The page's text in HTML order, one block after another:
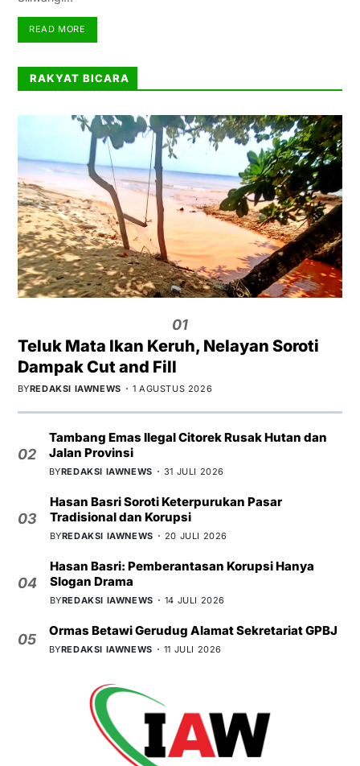
READ MORE
RAKYAT BICARA
01
Teluk Mata Ikan Keruh, Nelayan Soroti
Dampak Cut and Fill
BYREDAKSI IAWNEWS 1 AGUSTUS 2026
02
Tambang Emas Ilegal Citorek Rusak Hutan dan
Jalan Provinsi
BYREDAKSI IAWNEWS 31 JULI 2026
03
Hasan Basri Soroti Keterpurukan Pasar
Tradisional dan Korupsi
BYREDAKSI IAWNEWS 20 JULI 2026
04
Hasan Basri: Pemberantasan Korupsi Hanya
Slogan Drama
BYREDAKSI IAWNEWS 14 JULI 2026
05
Ormas Betawi Gerudug Alamat Sekretariat GPBJ
BYREDAKSI IAWNEWS 11 JULI 2026